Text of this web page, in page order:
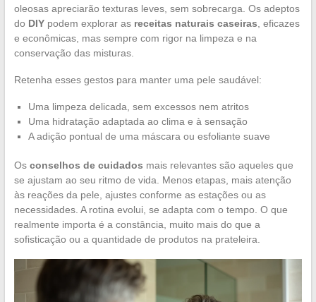
oleosas apreciarão texturas leves, sem sobrecarga. Os adeptos
do DIYpodem explorar as receitas naturais caseiras , eficazes
e econômicas, mas sempre com rigor na limpeza e na
conservação das misturas.
Retenha esses gestos para manter uma pele saudável:
Uma limpeza delicada, sem excessos nem atritos
Uma hidratação adaptada ao clima e à sensação
A adição pontual de uma máscara ou esfoliante suave
Os conselhos de cuidados mais relevantes são aqueles que
se ajustam ao seu ritmo de vida. Menos etapas, mais atenção
às reações da pele, ajustes conforme as estações ou as
necessidades. A rotina evolui, se adapta com o tempo. O que
realmente importa é a constância, muito mais do que a
sofisticação ou a quantidade de produtos na prateleira.